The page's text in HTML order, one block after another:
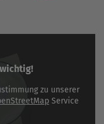
zu unserer
Service